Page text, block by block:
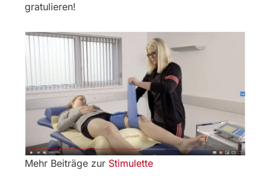
gratulieren!
Mehr Beiträge zur Stimulette